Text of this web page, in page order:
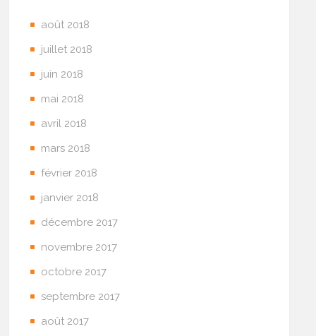
août 2018
juillet 2018
juin 2018
mai 2018
avril 2018
mars 2018
février 2018
janvier 2018
décembre 2017
novembre 2017
octobre 2017
septembre 2017
août 2017